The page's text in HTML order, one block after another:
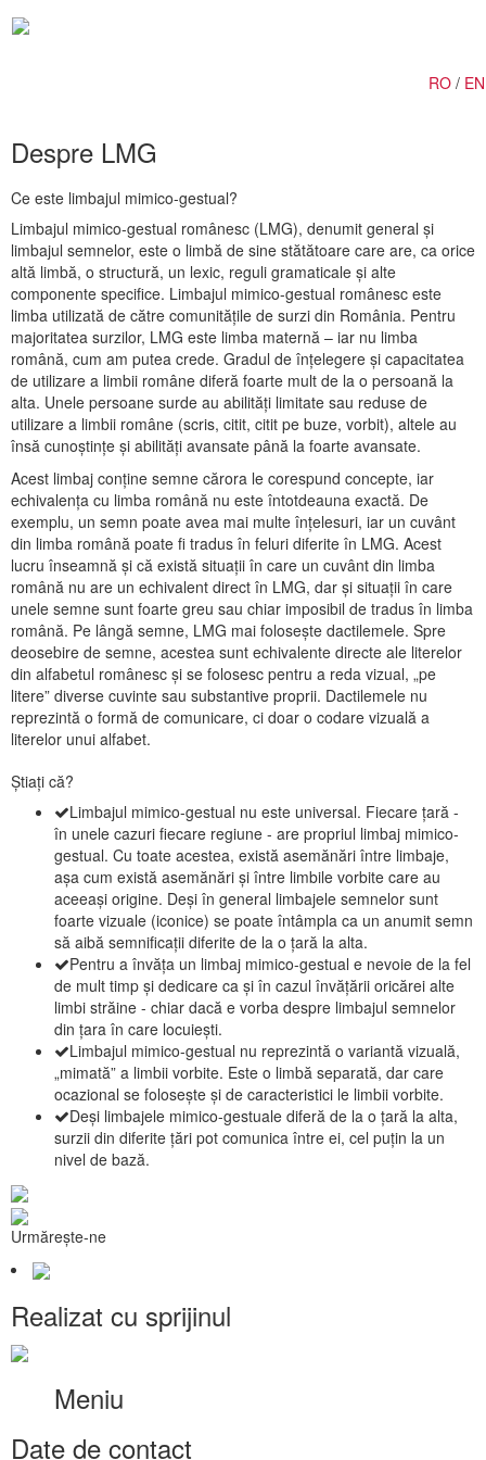
RO / EN
Despre LMG
Ce este limbajul mimico-gestual?
Limbajul mimico-gestual românesc (LMG), denumit general și
limbajul semnelor, este o limbă de sine stătătoare care are, ca orice
altă limbă, o structură, un lexic, reguli gramaticale și alte
componente specifice. Limbajul mimico-gestual românesc este
limba utilizată de către comunitățile de surzi din România. Pentru
majoritatea surzilor, LMG este limba maternă – iar nu limba
română, cum am putea crede. Gradul de înțelegere și capacitatea
de utilizare a limbii române diferă foarte mult de la o persoană la
alta. Unele persoane surde au abilități limitate sau reduse de
utilizare a limbii române (scris, citit, citit pe buze, vorbit), altele au
însă cunoștințe și abilități avansate până la foarte avansate.
Acest limbaj conține semne cărora le corespund concepte, iar
echivalența cu limba română nu este întotdeauna exactă. De
exemplu, un semn poate avea mai multe înțelesuri, iar un cuvânt
din limba română poate fi tradus în feluri diferite în LMG. Acest
lucru înseamnă și că există situații în care un cuvânt din limba
română nu are un echivalent direct în LMG, dar și situații în care
unele semne sunt foarte greu sau chiar imposibil de tradus în limba
română. Pe lângă semne, LMG mai folosește dactilemele. Spre
deosebire de semne, acestea sunt echivalente directe ale literelor
din alfabetul românesc și se folosesc pentru a reda vizual, „pe
litere” diverse cuvinte sau substantive proprii. Dactilemele nu
reprezintă o formă de comunicare, ci doar o codare vizuală a
literelor unui alfabet.
Știați că?
Limbajul mimico-gestual nu este universal. Fiecare țară -
în unele cazuri fiecare regiune - are propriul limbaj mimico-
gestual. Cu toate acestea, există asemănări între limbaje,
așa cum există asemănări și între limbile vorbite care au
aceeași origine. Deși în general limbajele semnelor sunt
foarte vizuale (iconice) se poate întâmpla ca un anumit semn
să aibă semnificații diferite de la o țară la alta.
Pentru a învăța un limbaj mimico-gestual e nevoie de la fel
de mult timp și dedicare ca și în cazul învățării oricărei alte
limbi străine - chiar dacă e vorba despre limbajul semnelor
din țara în care locuiești.
Limbajul mimico-gestual nu reprezintă o variantă vizuală,
„mimată” a limbii vorbite. Este o limbă separată, dar care
ocazional se folosește și de caracteristici le limbii vorbite.
Deși limbajele mimico-gestuale diferă de la o țară la alta,
surzii din diferite țări pot comunica între ei, cel puțin la un
nivel de bază.
Urmărește-ne
Realizat cu sprijinul
Meniu
Date de contact